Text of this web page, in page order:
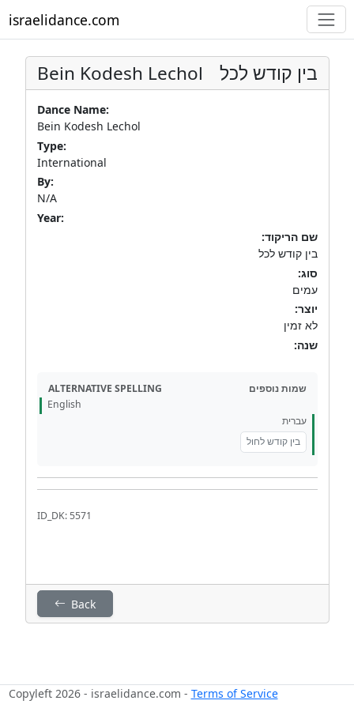
israelidance.com
Bein Kodesh Lechol בין קודש לכל
Dance Name:
Bein Kodesh Lechol
Type:
International
By:
N/A
Year:
שם הריקוד:
בין קודש לכל
סוג:
עמים
יוצר:
לא זמין
שנה:
ALTERNATIVE SPELLING
שמות נוספים
English
עברית
בין קודש לחול
ID_DK: 5571
Back
Copyleft 2026 - israelidance.com - Terms of Service